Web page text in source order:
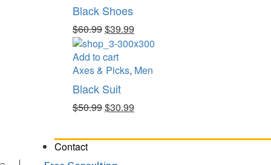
Black Shoes
$60.99$39.99
Add to cart
Axes & Picks, Men
Black Suit
$50.99$30.99
Contact